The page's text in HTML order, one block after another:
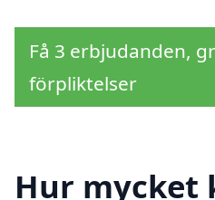
Få 3 erbjudanden,
förpliktelser
Hur mycket